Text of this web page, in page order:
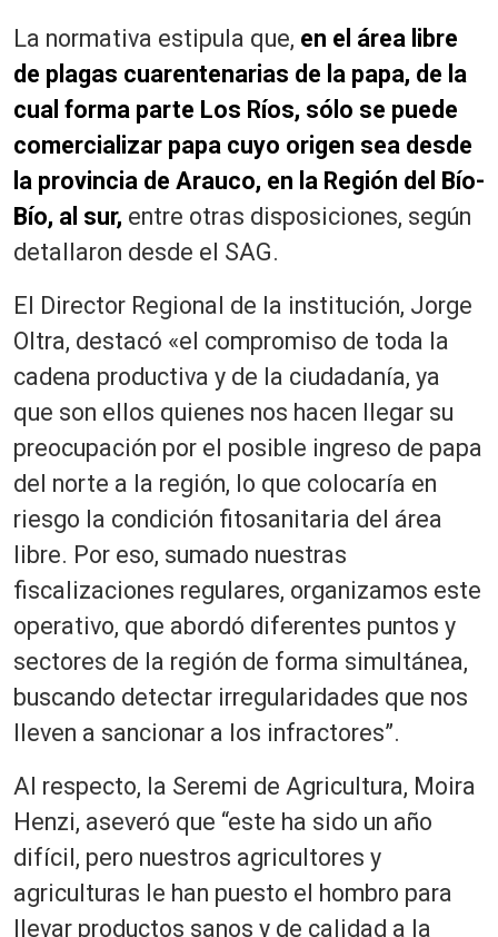
La normativa estipula que, en el área libre
de plagas cuarentenarias de la papa, de la
cual forma parte Los Ríos, sólo se puede
comercializar papa cuyo origen sea desde
la provincia de Arauco, en la Región del Bío-
Bío, al sur, entre otras disposiciones, según
detallaron desde el SAG.
El Director Regional de la institución, Jorge
Oltra, destacó «el compromiso de toda la
cadena productiva y de la ciudadanía, ya
que son ellos quienes nos hacen llegar su
preocupación por el posible ingreso de papa
del norte a la región, lo que colocaría en
riesgo la condición fitosanitaria del área
libre. Por eso, sumado nuestras
fiscalizaciones regulares, organizamos este
operativo, que abordó diferentes puntos y
sectores de la región de forma simultánea,
buscando detectar irregularidades que nos
lleven a sancionar a los infractores”.
Al respecto, la Seremi de Agricultura, Moira
Henzi, aseveró que “este ha sido un año
difícil, pero nuestros agricultores y
agriculturas le han puesto el hombro para
llevar productos sanos y de calidad a la